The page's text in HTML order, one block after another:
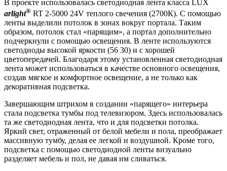
В проекте использовалась светодиодная лента класса LUX
arlight® RT 2-5000 24V теплого свечения (2700К). С помощью
ленты выделили потолок в зонах вокруг портала. Таким
образом, потолок стал «парящим», а портал дополнительно
подчеркнули с помощью освещения. В ленте используются
светодиоды высокой яркости (56 30) и с хорошей
цветопередачей. Благодаря этому установленная светодиодная
лента может использоваться в качестве основного освещения,
создав мягкое и комфортное освещение, а не только как
декоративная подсветка.
Завершающим штрихом в создании «парящего» интерьера
стала подсветка тумбы под телевизором. Здесь использовалась
та же светодиодная лента, что и для подсветки потолка.
Яркий свет, отраженный от белой мебели и пола, преображает
массивную тумбу, делая ее легкой и воздушной. Кроме того,
подсветка с помощью светодиодной ленты визуально
разделяет мебель и пол, не давая им сливаться.